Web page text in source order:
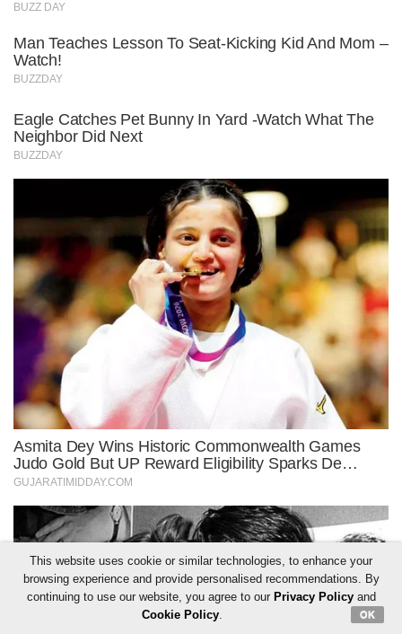
This website uses cookie or similar technologies, to enhance your
browsing experience and provide personalised recommendations. By
continuing to use our website, you agree to our Privacy Policyand
Cookie Policy. OK